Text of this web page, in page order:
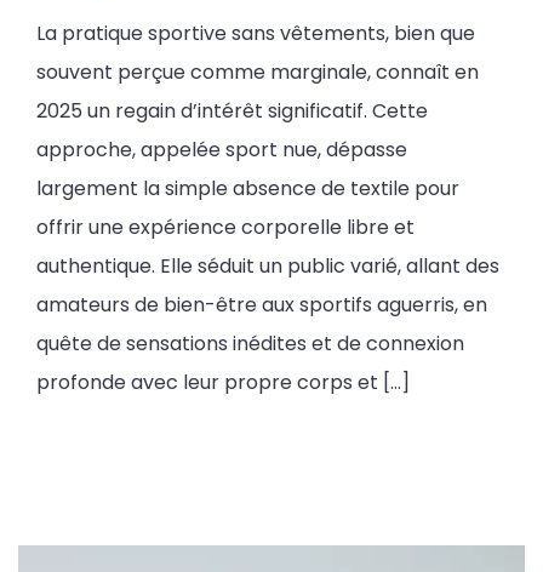
La pratique sportive sans vêtements, bien que
souvent perçue comme marginale, connaît en
2025 un regain d’intérêt significatif. Cette
approche, appelée sport nue, dépasse
largement la simple absence de textile pour
offrir une expérience corporelle libre et
authentique. Elle séduit un public varié, allant des
amateurs de bien-être aux sportifs aguerris, en
quête de sensations inédites et de connexion
profonde avec leur propre corps et […]